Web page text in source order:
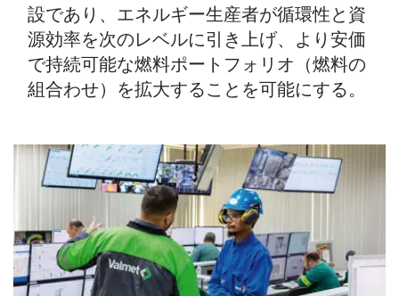
設であり、エネルギー生産者が循環性と資
源効率を次のレベルに引き上げ、より安価
で持続可能な燃料ポートフォリオ（燃料の
組合わせ）を拡大することを可能にする。